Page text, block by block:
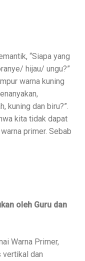
“Siapa yang
hijau/ ungu?”
warna kuning
kuning dan biru?”.
kita tidak dapat
primer. Sebab
oleh Guru dan
Warna Primer,
vertikal dan